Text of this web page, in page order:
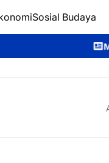
Sosial Budaya
Murung Raya